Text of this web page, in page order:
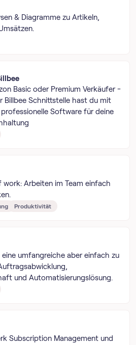
& Diagramme zu Artikeln,
Basic oder Premium Verkäufer -
Billbee Schnittstelle hast du mit
professionelle Software für deine
work: Arbeiten im Team einfach
Produktivität
eine umfangreiche aber einfach zu
und Automatisierungslösung.
Subscription Management und